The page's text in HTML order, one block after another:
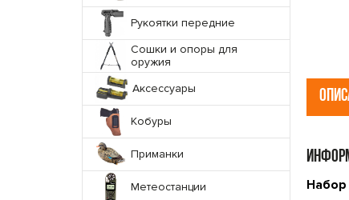
Рукоятки передние
Сошки и опоры для
оружия
Аксессуары
Кобуры
Приманки
Метеостанции Набор